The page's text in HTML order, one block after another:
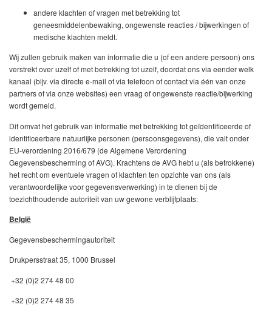
andere klachten of vragen met betrekking tot
geneesmiddelenbewaking, ongewenste reacties / bijwerkingen of
medische klachten meldt.
Wij zullen gebruik maken van informatie die u (of een andere persoon) ons
verstrekt over uzelf of met betrekking tot uzelf, doordat ons via eender welk
kanaal (bijv. via directe e-mail of via telefoon of contact via één van onze
partners of via onze websites) een vraag of ongewenste reactie/bijwerking
wordt gemeld.
Dit omvat het gebruik van informatie met betrekking tot geïdentificeerde of
identificeerbare natuurlijke personen (persoonsgegevens), die valt onder
EU-verordening 2016/679 (de Algemene Verordening
Gegevensbescherming of AVG). Krachtens de AVG hebt u (als betrokkene)
het recht om eventuele vragen of klachten ten opzichte van ons (als
verantwoordelijke voor gegevensverwerking) in te dienen bij de
toezichthoudende autoriteit van uw gewone verblijfplaats:
België
Gegevensbeschermingautoriteit
Drukpersstraat 35, 1000 Brussel
+32 (0)2 274 48 00
+32 (0)2 274 48 35